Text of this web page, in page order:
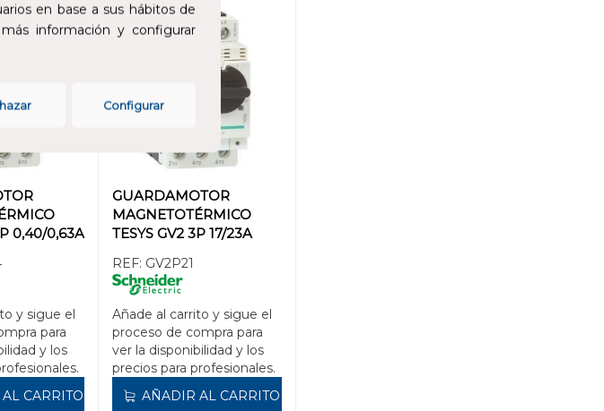
en base a sus hábitos de
información y configurar
Configurar
0,40/0,63A
y sigue el
para
y los
CARRITO
GUARDAMOTOR
MAGNETOTÉRMICO
TESYS GV2 3P 17/23A
REF: GV2P21
Añade al carrito y sigue el
proceso de compra para
ver la disponibilidad y los
precios para profesionales.
AÑADIR AL CARRITO